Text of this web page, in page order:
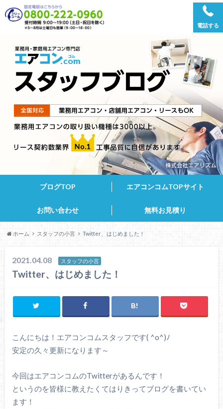
電話する
ブログTOP エアコンコムTOPサイト
お問い合わせ 無料お見積り
ホーム スタッフの小言 Twitter、はじめました！
2021.04.08 スタッフの小言
Twitter、はじめました！
こんにちは！エアコンコムスタッフです( ^o^)ﾉ
安定の久々更新になります～
今回はエアコンコムのTwitterがあるんです！
というのを皆様に教えたくてはりきってブログを書いてい
ます！